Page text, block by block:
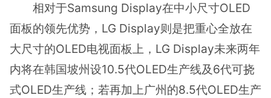
相对于Samsung Display在中小尺寸OLED
面板的领先优势，LG Display则是把重心全放在
大尺寸的OLED电视面板上，LG Display未来两年
内将在韩国坡州设10.5代OLED生产线及6代可挠
式OLED生产线；若再加上广州的8.5代OLED生产